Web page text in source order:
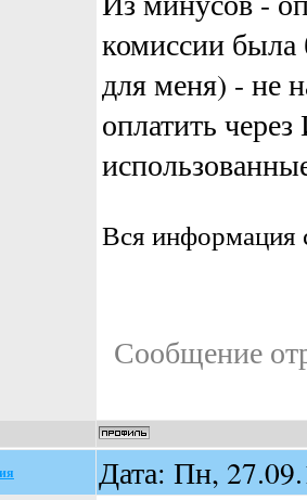
комиссии была
для меня) - не
оплатить
Вся информация
Сообщение
Дата: Пн,